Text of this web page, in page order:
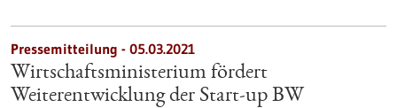
Pressemitteilung - 05.03.2021
Wirtschaftsministerium fördert
Weiterentwicklung der Start-up BW